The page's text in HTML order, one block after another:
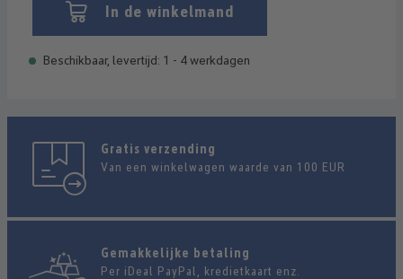
In de winkelmand
Beschikbaar, levertijd: 1 - 4 werkdagen
Gratis verzending
Van een winkelwagen waarde van 100 EUR
Gemakkelijke betaling
Per iDeal PayPal, kredietkaart enz.